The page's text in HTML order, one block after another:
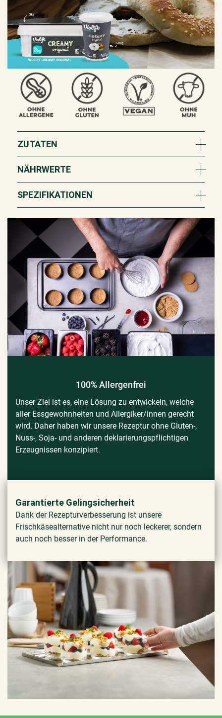
ZUTATEN
NÄHRWERTE
SPEZIFIKATIONEN
100% Allergenfrei
Unser Ziel ist es, eine Lösung zu entwickeln, welche
aller Essgewohnheiten und Allergiker/innen gerecht
wird. Daher haben wir unsere Rezeptur ohne Gluten-,
Nuss-, Soja- und anderen deklarierungspflichtigen
Erzeugnissen konzipiert.
Garantierte Gelingsicherheit
Dank der Rezepturverbesserung ist unsere
Frischkäsealternative nicht nur noch leckerer, sondern
auch noch besser in der Performance.